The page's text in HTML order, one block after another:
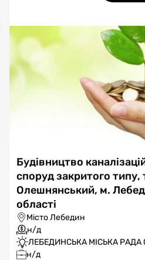
Будівництво
споруд закритого типу,
Олешнянський, м.
області
Місто Лебедин
н/д
ЛЕБЕДИНСЬКА МІСЬКА РАДА
н/д